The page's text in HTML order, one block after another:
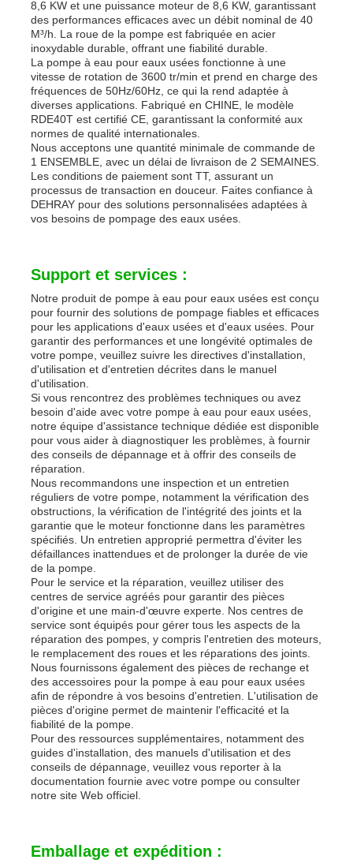
8,6 KW et une puissance moteur de 8,6 KW, garantissant
des performances efficaces avec un débit nominal de 40
M³/h. La roue de la pompe est fabriquée en acier
inoxydable durable, offrant une fiabilité durable.
La pompe à eau pour eaux usées fonctionne à une
vitesse de rotation de 3600 tr/min et prend en charge des
fréquences de 50Hz/60Hz, ce qui la rend adaptée à
diverses applications. Fabriqué en CHINE, le modèle
RDE40T est certifié CE, garantissant la conformité aux
normes de qualité internationales.
Nous acceptons une quantité minimale de commande de
1 ENSEMBLE, avec un délai de livraison de 2 SEMAINES.
Les conditions de paiement sont TT, assurant un
processus de transaction en douceur. Faites confiance à
DEHRAY pour des solutions personnalisées adaptées à
vos besoins de pompage des eaux usées.
Support et services :
Notre produit de pompe à eau pour eaux usées est conçu
pour fournir des solutions de pompage fiables et efficaces
pour les applications d'eaux usées et d'eaux usées. Pour
garantir des performances et une longévité optimales de
votre pompe, veuillez suivre les directives d'installation,
d'utilisation et d'entretien décrites dans le manuel
d'utilisation.
Si vous rencontrez des problèmes techniques ou avez
besoin d'aide avec votre pompe à eau pour eaux usées,
notre équipe d'assistance technique dédiée est disponible
pour vous aider à diagnostiquer les problèmes, à fournir
des conseils de dépannage et à offrir des conseils de
réparation.
Nous recommandons une inspection et un entretien
réguliers de votre pompe, notamment la vérification des
obstructions, la vérification de l'intégrité des joints et la
garantie que le moteur fonctionne dans les paramètres
spécifiés. Un entretien approprié permettra d'éviter les
défaillances inattendues et de prolonger la durée de vie
de la pompe.
Pour le service et la réparation, veuillez utiliser des
centres de service agréés pour garantir des pièces
d'origine et une main-d'œuvre experte. Nos centres de
service sont équipés pour gérer tous les aspects de la
réparation des pompes, y compris l'entretien des moteurs,
le remplacement des roues et les réparations des joints.
Nous fournissons également des pièces de rechange et
des accessoires pour la pompe à eau pour eaux usées
afin de répondre à vos besoins d'entretien. L'utilisation de
pièces d'origine permet de maintenir l'efficacité et la
fiabilité de la pompe.
Pour des ressources supplémentaires, notamment des
guides d'installation, des manuels d'utilisation et des
conseils de dépannage, veuillez vous reporter à la
documentation fournie avec votre pompe ou consulter
notre site Web officiel.
Emballage et expédition :